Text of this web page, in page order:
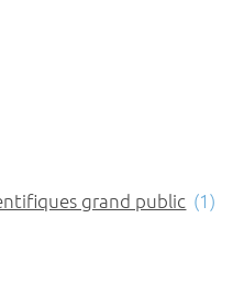
grand public (1)